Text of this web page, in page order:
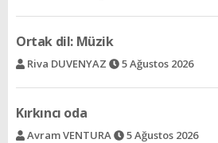
Kırkıncı oda
Avram VENTURA 5 Ağustos 2026
Acının gülümsemeyi öğrettiği halk
Selin SÜAR 5 Ağustos 2026